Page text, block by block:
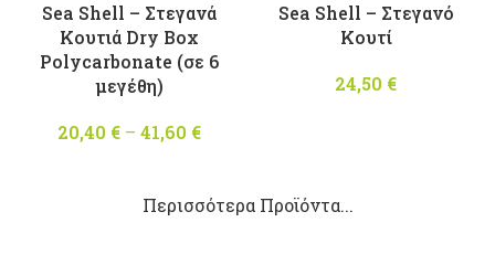
Sea Shell – Στεγανά
Κουτιά Dry Box
Polycarbonate (σε 6
μεγέθη)
20,40 € – 41,60 €
through
Sea Shell – Στεγανό
Κουτί
24,50 €
Περισσότερα Προϊόντα...